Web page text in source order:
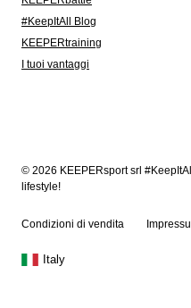
#KeepItAll Blog
KEEPERtraining
I tuoi vantaggi
© 2026 KEEPERsport srl
lifestyle!
Condizioni di vendita
Italy